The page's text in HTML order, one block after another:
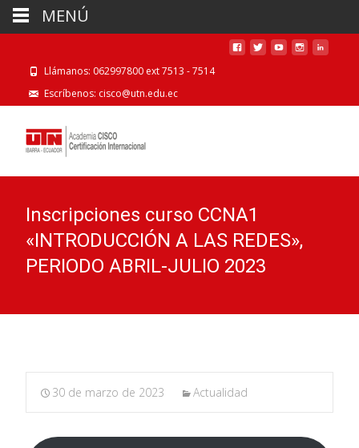
Llámanos: 062997800 ext 7513 - 7514
Escríbenos: cisco@utn.edu.ec
Inscripciones curso CCNA1
«INTRODUCCIÓN A LAS REDES»,
PERIODO ABRIL-JULIO 2023
30 de marzo de 2023 Actualidad
MENÚ